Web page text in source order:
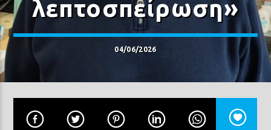
Prisma Radio 90,2
λεπτοσπείρωση»
04/06/2026